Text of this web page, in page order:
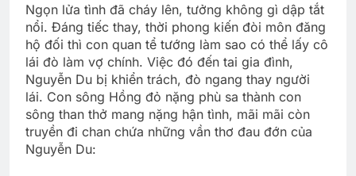
Ngọn lửa tình đã cháy lên, tưởng không gì dập tắt
nổi. Đáng tiếc thay, thời phong kiến đòi môn đăng
hộ đối thì con quan tể tướng làm sao có thể lấy cô
lái đò làm vợ chính. Việc đó đến tai gia đình,
Nguyễn Du bị khiển trách, đò ngang thay người
lái. Con sông Hồng đỏ nặng phù sa thành con
sông than thở mang nặng hận tình, mãi mãi còn
truyền đi chan chứa những vần thơ đau đớn của
Nguyễn Du: